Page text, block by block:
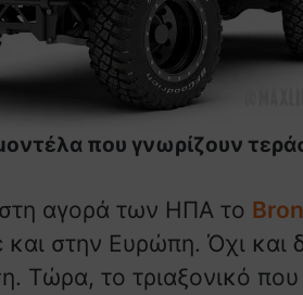
που γνωρίζουν
αγορά των ΗΠΑ το
και στην Ευρώπη. Όχι
Τώρα, το τριαξονικό που